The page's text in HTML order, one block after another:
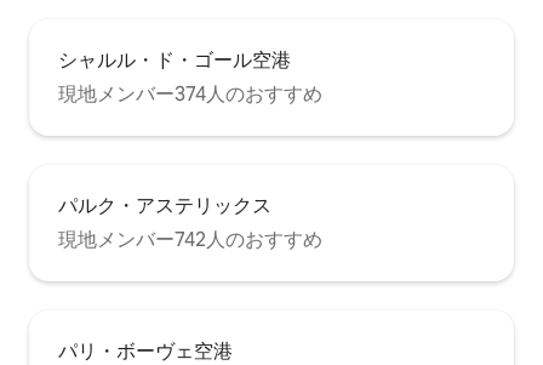
シャルル・ド・ゴール空港
現地メンバー374人のおすすめ
パルク・アステリックス
現地メンバー742人のおすすめ
パリ・ボーヴェ空港